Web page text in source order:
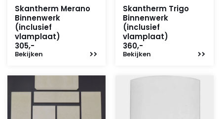
Skantherm Merano
Binnenwerk
(inclusief
vlamplaat)
305,-
Bekijken
Skantherm Trigo
Binnenwerk
(inclusief
vlamplaat)
360,-
Bekijken